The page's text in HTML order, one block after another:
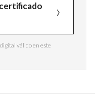
válido en este